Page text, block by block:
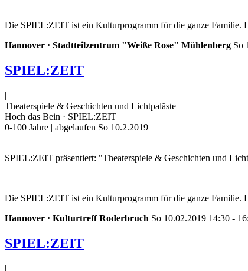
Die SPIEL:ZEIT ist ein Kulturprogramm für die ganze Familie.
Hannover · Stadtteilzentrum "Weiße Rose" Mühlenberg So
SPIEL:ZEIT
|
Theaterspiele & Geschichten und Lichtpaläste
Hoch das Bein · SPIEL:ZEIT
0-100 Jahre | abgelaufen So 10.2.2019
SPIEL:ZEIT präsentiert: "Theaterspiele & Geschichten und
Die SPIEL:ZEIT ist ein Kulturprogramm für die ganze Familie.
Hannover · Kulturtreff Roderbruch So 10.02.2019 14:30 -
SPIEL:ZEIT
|